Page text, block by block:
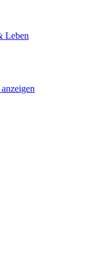
Leben